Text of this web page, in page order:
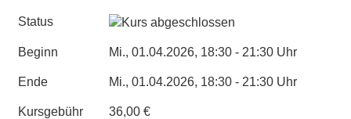
Status
Beginn Mi., 01.04.2026, 18:30 - 21:30 Uhr
Ende Mi., 01.04.2026, 18:30 - 21:30 Uhr
Kursgebühr 36,00 €